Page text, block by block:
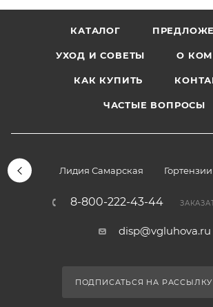
КАТАЛОГ
УХОД И СОВЕТЫ О
КАК КУПИТЬ
ЧАСТЫЕ ВОПРОСЫ
Лидия Самарская Гортензии
8-800-222-43-44
disp@vgluhova.ru
ПОДПИСАТЬСЯ НА РАССЫЛКУ